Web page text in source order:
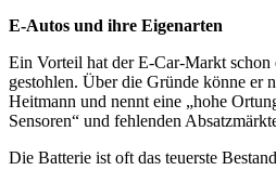
E-Autos und ihre Eigenarten
Ein Vorteil hat der E-Car-Markt
gestohlen. Über die Gründe könne er
Heitmann und nennt eine „hohe
Sensoren“ und fehlenden
Die Batterie ist oft das teuerste